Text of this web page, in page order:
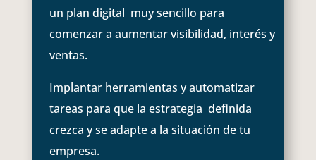
un plan digital muy sencillo para
comenzar a aumentar visibilidad, interés y
ventas.
Implantar herramientas y automatizar
tareas para que la estrategia definida
crezca y se adapte a la situación de tu
empresa.